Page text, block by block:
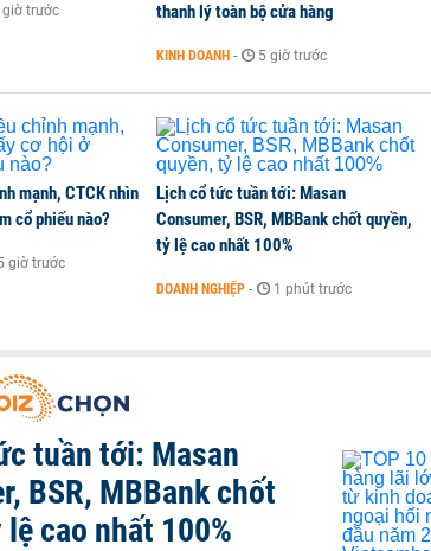
giờ trước
thanh lý toàn bộ cửa hàng
KINH DOANH - 5 giờ trước
mạnh, CTCK nhìn
cổ phiếu nào?
giờ trước
Lịch cổ tức tuần tới: Masan
Consumer, BSR, MBBank chốt quyền,
tỷ lệ cao nhất 100%
DOANH NGHIỆP - 1 phút trước
tuần tới: Masan
BSR, MBBank chốt
cao nhất 100%